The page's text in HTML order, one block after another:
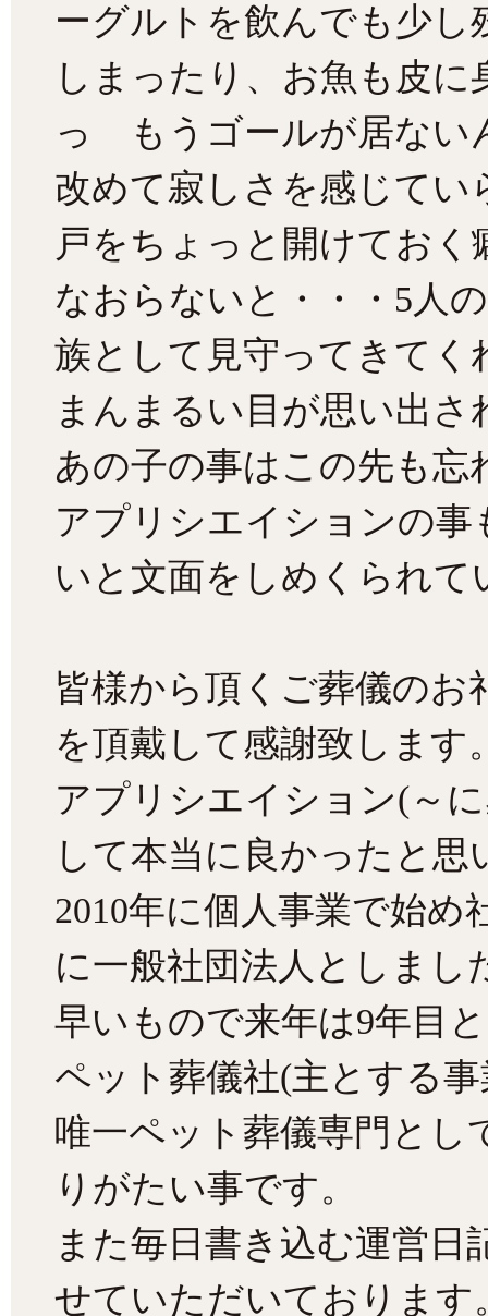
ーグルトを飲んでも少し
しまったり、お魚も皮
っ もうゴールが居ない
改めて寂しさを感じて
戸をちょっと開けておく
なおらないと・・・5人
族として見守ってきてく
まんまるい目が思い出さ
あの子の事はこの先も
アプリシエイションの事
いと文面をしめくられて
皆様から頂くご葬儀の
を頂戴して感謝致します
アプリシエイション(～
して本当に良かったと思
2010年に個人事業で始め
に一般社団法人としまし
早いもので来年は9年目
ペット葬儀社(主とする
唯一ペット葬儀専門とし
りがたい事です。
また毎日書き込む運営日
せていただいております